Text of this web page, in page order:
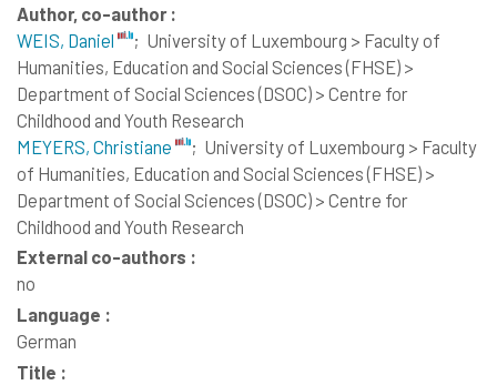
Author, co-author :
WEIS, Daniel
; University of Luxembourg > Faculty of
Humanities, Education and Social Sciences (FHSE) >
Department of Social Sciences (DSOC) > Centre for
Childhood and Youth Research
MEYERS, Christiane
; University of Luxembourg > Faculty
of Humanities, Education and Social Sciences (FHSE) >
Department of Social Sciences (DSOC) > Centre for
Childhood and Youth Research
External co-authors :
no
Language :
German
Title :